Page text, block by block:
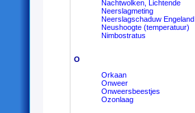
Nachtwolken, Lichtende
Neerslagmeting
Neerslagschaduw Engeland
Neushoogte (temperatuur)
Nimbostratus
O
Orkaan
Onweer
Onweersbeestjes
Ozonlaag